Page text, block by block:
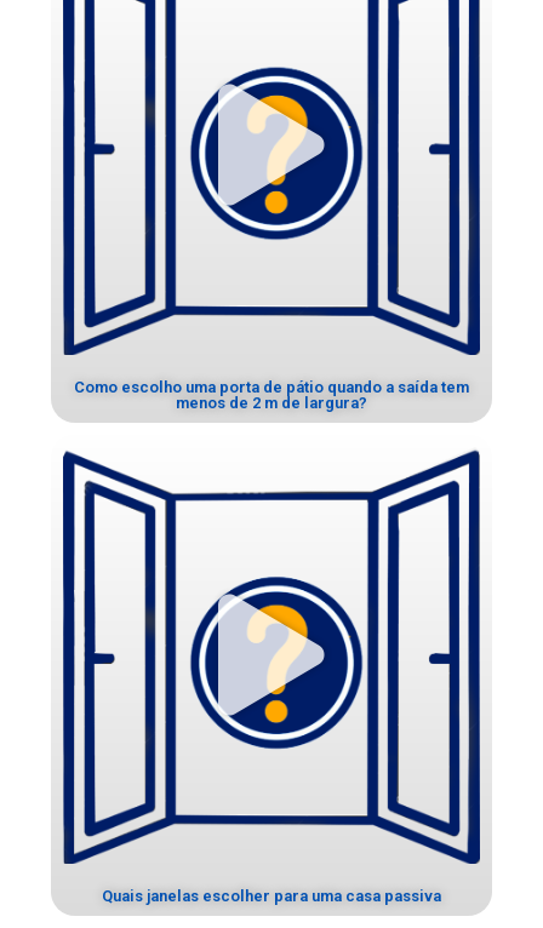
Como escolho uma porta de pátio quando a saída tem
menos de 2 m de largura?
Quais janelas escolher para uma casa passiva